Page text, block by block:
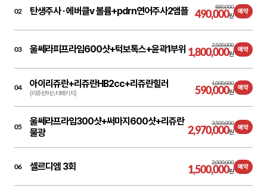
02 탄생주사 ·에버클v 볼륨+pdrn연어주사2앰플 880,000
490,000원
예약
03 울쎄라피프라임600샷+턱보톡스+윤곽1부위 2,500,000
1,800,000원
예약
04 아이리쥬란+리쥬란HB2cc+리쥬란힐러
(리쥬란마스터패키지)
1,000,000
590,000원
예약
05
울쎄라프라임300샷+써마지600샷+리쥬란
물광
3,500,000
2,970,000원
예약
06 셀르디엠 3회 2,000,000
1,500,000원
예약